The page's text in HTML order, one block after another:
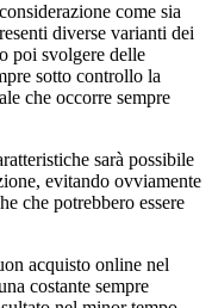
come sia
diverse varianti dei
poi svolgere delle
sotto controllo la
che occorre sempre
sarà possibile
evitando ovviamente
che potrebbero essere
acquisto online nel
costante sempre